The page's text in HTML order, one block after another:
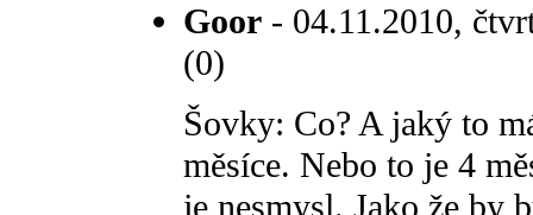
Goor - 04.11.2010,
(0)
Šovky: Co? A jaký to
měsíce. Nebo to je 4
je nesmysl. Jako že by